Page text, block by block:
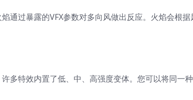
通过暴露的VFX参数对多向风做出反应。火焰会根
多特效内置了低、中、高强度变体。您可以将同一